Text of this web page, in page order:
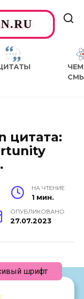
ЧЕМ
цитата:
НА ЧТЕНИЕ
1 мин.
ОПУБЛИКОВАНО
27.07.2023
шрифт